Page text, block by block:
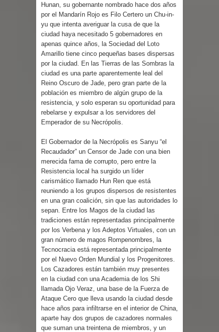
Hunan, su gobernante nombrado hace dos años
por el Mandarín Rojo es Filo Certero un Chu-in-
yu que intenta averiguar la cusa de que la
ciudad haya necesitado 5 gobernadores en
apenas quince años, la Sociedad del Loto
Amarillo tiene cinco pequeñas bases dispersas
por la ciudad. En las Tierras de las Sombras la
ciudad es una parte aparentemente leal del
Reino Oscuro de Jade, pero gran parte de la
población es miembro de algún grupo de la
resistencia, y solo esperan su oportunidad para
rebelarse y expulsar a los servidores del
Emperador de su Necrópolis.
El Gobernador de la Necrópolis es Sanyu “el
Recaudador” un Censor de Jade con una bien
merecida fama de corrupto, pero entre la
Resistencia local ha surgido un líder
carismático llamado Hun Ren que está
reuniendo a los grupos dispersos de resistentes
en una gran coalición, sin que las autoridades lo
sepan. Entre los Magos de la ciudad las
tradiciones están representadas principalmente
por los Verbena y los Adeptos Virtuales, con un
gran número de magos Rompenombres, la
Tecnocracia está representada principalmente
por el Nuevo Orden Mundial y los Progenitores.
Los Cazadores están también muy presentes
en la ciudad con una Academia de los Shi
llamada Ojo Veraz, una base de la Fuerza de
Ataque Cero que lleva usando la ciudad desde
hace años para infiltrarse en el interior de China,
aparte hay dos grupos de cazadores normales
que suman una treintena de miembros, y un